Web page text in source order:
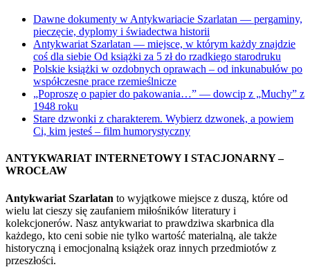
Dawne dokumenty w Antykwariacie Szarlatan — pergaminy,
pieczęcie, dyplomy i świadectwa historii
Antykwariat Szarlatan — miejsce, w którym każdy znajdzie
coś dla siebie Od książki za 5 zł do rzadkiego starodruku
Polskie książki w ozdobnych oprawach – od inkunabułów po
współczesne prace rzemieślnicze
„Poproszę o papier do pakowania…” — dowcip z „Muchy” z
1948 roku
Stare dzwonki z charakterem. Wybierz dzwonek, a powiem
Ci, kim jesteś – film humorystyczny
ANTYKWARIAT INTERNETOWY I STACJONARNY –
WROCŁAW
Antykwariat Szarlatan to wyjątkowe miejsce z duszą, które od
wielu lat cieszy się zaufaniem miłośników literatury i
kolekcjonerów. Nasz antykwariat to prawdziwa skarbnica dla
każdego, kto ceni sobie nie tylko wartość materialną, ale także
historyczną i emocjonalną książek oraz innych przedmiotów z
przeszłości.